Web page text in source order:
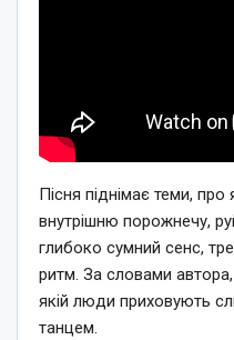
Пісня піднімає теми,
внутрішню порожнечу,
глибоко сумний сенс,
ритм. За словами
якій люди приховують
танцем.